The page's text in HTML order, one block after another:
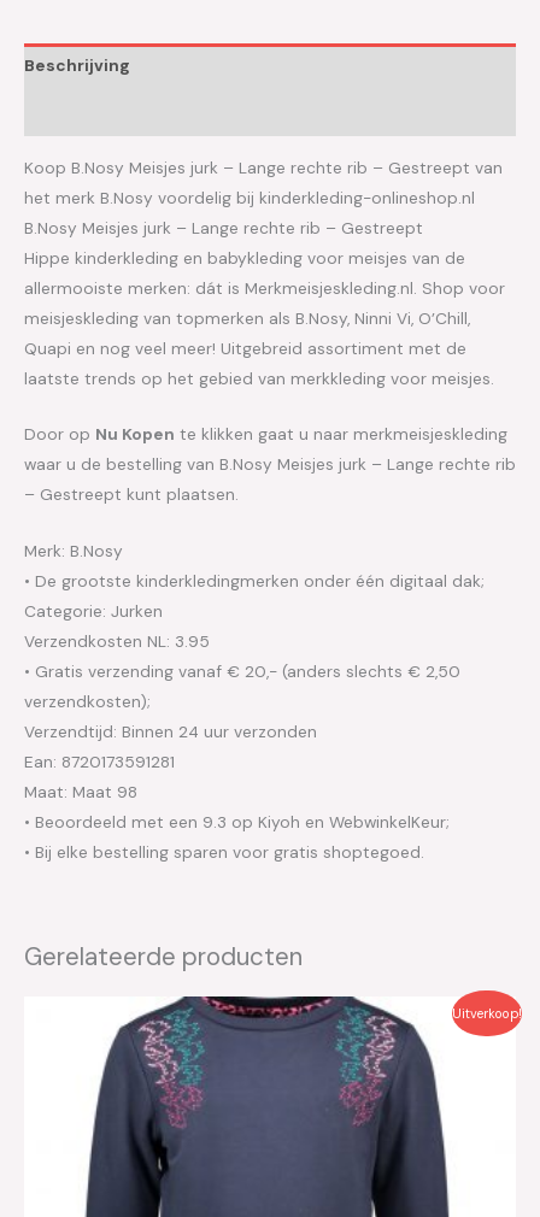
Beschrijving
Koop B.Nosy Meisjes jurk – Lange rechte rib – Gestreept van
het merk B.Nosy voordelig bij kinderkleding-onlineshop.nl
B.Nosy Meisjes jurk – Lange rechte rib – Gestreept
Hippe kinderkleding en babykleding voor meisjes van de
allermooiste merken: dát is Merkmeisjeskleding.nl. Shop voor
meisjeskleding van topmerken als B.Nosy, Ninni Vi, O’Chill,
Quapi en nog veel meer! Uitgebreid assortiment met de
laatste trends op het gebied van merkkleding voor meisjes.
Door op Nu Kopen te klikken gaat u naar merkmeisjeskleding
waar u de bestelling van B.Nosy Meisjes jurk – Lange rechte rib
– Gestreept kunt plaatsen.
Merk: B.Nosy
• De grootste kinderkledingmerken onder één digitaal dak;
Categorie: Jurken
Verzendkosten NL: 3.95
• Gratis verzending vanaf € 20,- (anders slechts € 2,50
verzendkosten);
Verzendtijd: Binnen 24 uur verzonden
Ean: 8720173591281
Maat: Maat 98
• Beoordeeld met een 9.3 op Kiyoh en WebwinkelKeur;
• Bij elke bestelling sparen voor gratis shoptegoed.
Gerelateerde producten
Uitverkoop!
Oorspronkelijke
was:
€29.95.
Huidige
prijs
is:
€15.00.